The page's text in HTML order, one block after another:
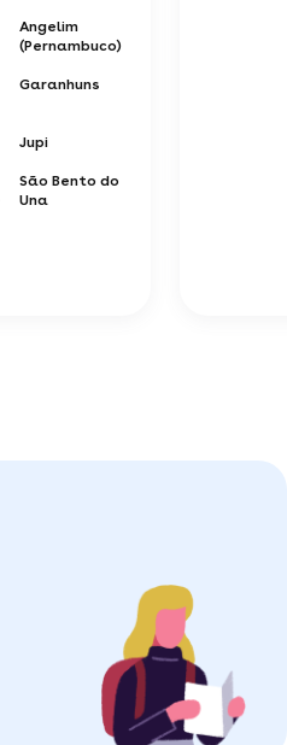
Angelim
(Pernambuco)
Garanhuns
Jupi
São Bento do
Una